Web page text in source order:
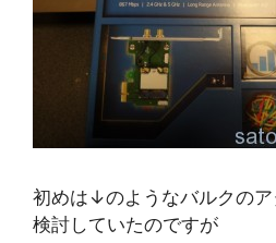
初めは↓のようなバルクのア
検討していたのですが